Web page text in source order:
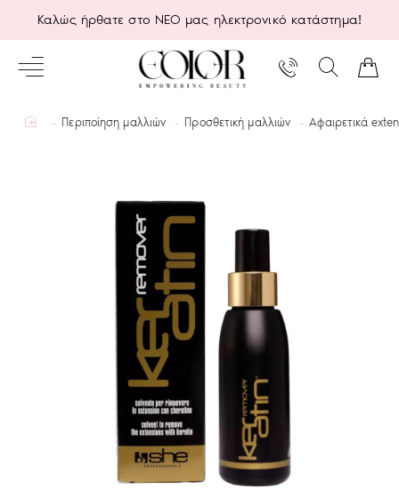
Καλώς ήρθατε στο ΝΕΟ μας ηλεκτρονικό κατάστημα!
homeΠεριποίηση μαλλιών Προσθετική μαλλιών Αφαιρετικά